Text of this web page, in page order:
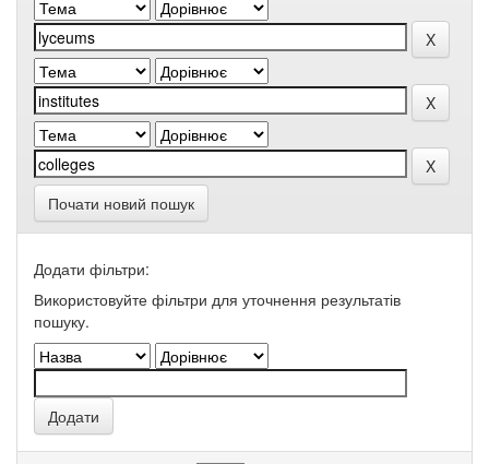
Почати новий пошук
Додати фільтри:
Використовуйте фільтри для уточнення результатів
пошуку.